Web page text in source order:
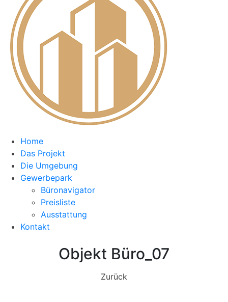
Home
Das Projekt
Die Umgebung
Gewerbepark
Büronavigator
Preisliste
Ausstattung
Kontakt
Objekt Büro_07
Zurück